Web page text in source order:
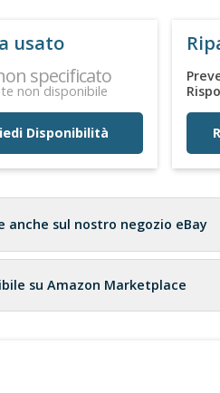
usato
specificato
non disponibile
Disponibilità
anche sul nostro negozio eBay
su Amazon Marketplace